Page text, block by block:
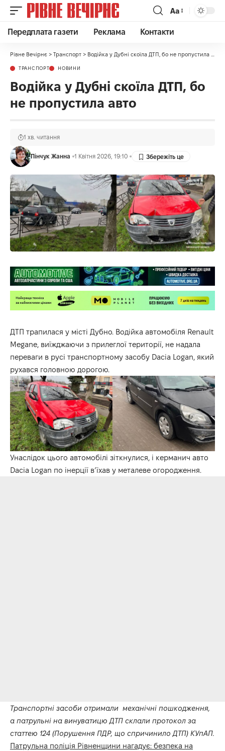
Аа
Передплата газети Реклама Контакти
Рівне Вечірнє > Транспорт > Водійка у Дубні скоїла ДТП, бо не пропустила авто
ТРАНСПОРТ НОВИНИ
Водійка у Дубні скоїла ДТП, бо
не пропустила авто
Пінчук Жанна 1 Квітня 2026, 19:10
1 хв. читання
ДТП трапилася у місті Дубно. Водійка автомобіля Renault
Megane, виїжджаючи з прилеглої території, не надала
переваги в русі транспортному засобу Dacia Logan, який
рухався головною дорогою.
Унаслідок цього автомобілі зіткнулися, і керманич авто
Dacia Logan по інерції в’їхав у металеве огородження.
Транспортні засоби отримали механічні пошкодження,
а патрульні на винуватицю ДТП склали протокол за
статтею 124 (Порушення ПДР, що спричинило ДТП) КУпАП.
Патрульна поліція Рівненщини нагадує: безпека на